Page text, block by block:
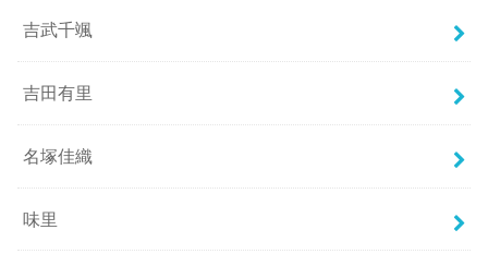
吉武千颯
吉田有里
名塚佳織
味里